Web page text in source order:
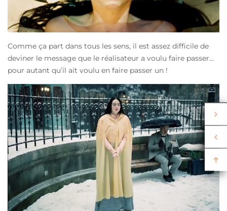
Comme ça part dans tous les sens, il est assez difficile de
deviner le message que le réalisateur a voulu faire passer…
pour autant qu’il ait voulu en faire passer un !